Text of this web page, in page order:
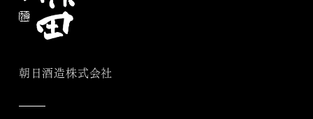
朝日酒造株式会社